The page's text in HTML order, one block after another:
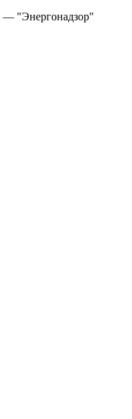
— "Энергонадзор"